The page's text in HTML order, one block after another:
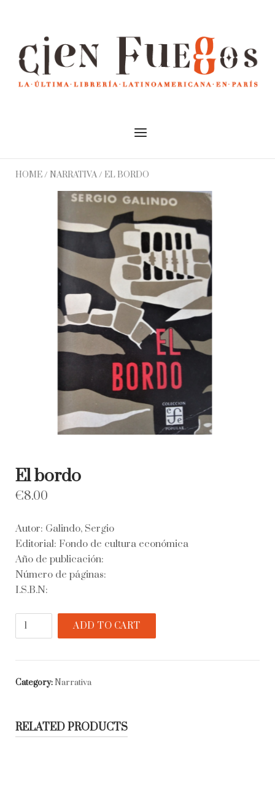
Menu
HOME/ NARRATIVA/ EL BORDO
El bordo
€8.00
Autor: Galindo, Sergio
Editorial: Fondo de cultura económica
Año de publicación:
Número de páginas:
I.S.B.N:
ADD TO CART
Category:Narrativa
RELATED PRODUCTS